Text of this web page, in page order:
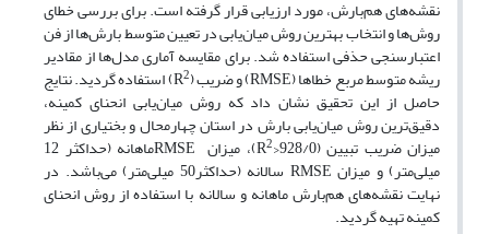
نقشه‌های هم‌بارش، مورد ارزیابی قرار گرفته است. برای بررسی خطای
روش‌ها و انتخاب بهترین روش میان‌یابی در تعیین متوسط بارش‌ها از فن
اعتبارسنجی حذفی استفاده شد. برای مقایسه آماری مدل‌ها از مقادیر
ریشه متوسط مربع خطاها (RMSE) و ضریب (R 2 ) استفاده گردید. نتایج
حاصل از این تحقیق نشان داد که روش میان‌یابی انحنای کمینه،
دقیق‌ترین روش میان‌یابی بارش در استان چهارمحال و بختیاری از نظر
میزان ضریب تبیین (928/0<R 2 )، میزان RMSEماهانه (حداکثر 12
میلی‌متر) و میزان RMSE سالانه (حداکثر50 میلی‌متر) می‌باشد. در
نهایت نقشه‌های هم‌بارش ماهانه و سالانه با استفاده از روش انحنای
کمینه تهیه گردید.